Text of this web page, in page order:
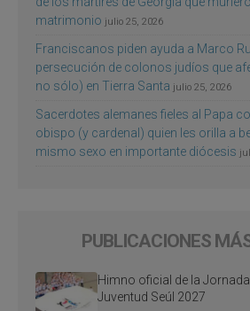
matrimonio julio 25, 2026
Franciscanos piden ayuda a Marco
persecución de colonos judíos que
no sólo) en Tierra Santa julio 25, 2026
Sacerdotes alemanes fieles al Papa
obispo (y cardenal) quien les orilla a
mismo sexo en importante diócesis
PUBLICACIONES
Himno oficial de la
Juventud Seúl 2027